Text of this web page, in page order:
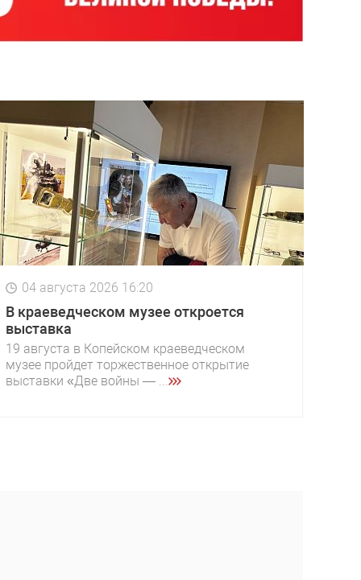
04 августа 2026 16:20
В краеведческом музее откроется
выставка
19 августа в Копейском краеведческом
музее пройдет торжественное открытие
выставки «Две войны — ...